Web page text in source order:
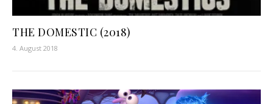
THE DOMESTIC (2018)
4. August 2018